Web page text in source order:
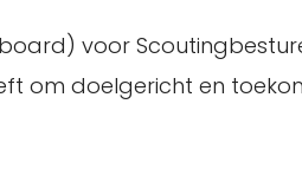
voor
om doelgericht en